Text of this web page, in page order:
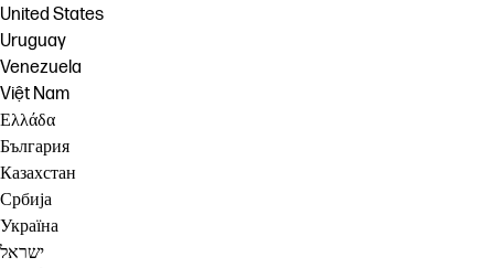
United States
Uruguay
Venezuela
Việt Nam
Ελλάδα
България
Казахстан
Србија
Україна
ישראל